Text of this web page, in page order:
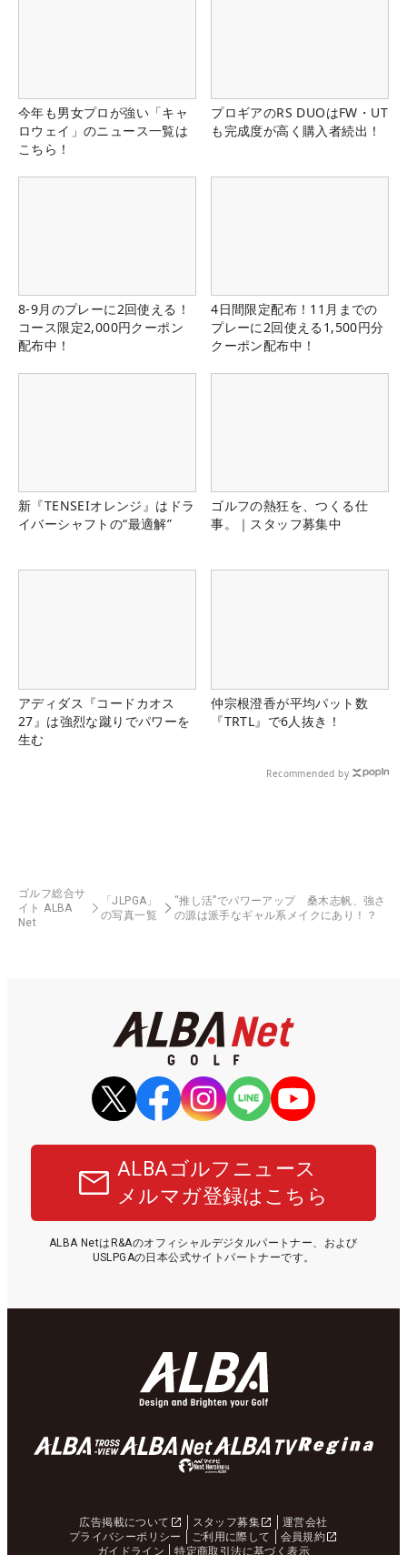
今年も男女プロが強い「キャ
ロウェイ」のニュース一覧は
こちら！
プロギアのRS DUOはFW・UT
も完成度が高く購入者続出！
8-9月のプレーに2回使える！
コース限定2,000円クーポン
配布中！
4日間限定配布！11月までの
プレーに2回使える1,500円分
クーポン配布中！
新『TENSEIオレンジ』はドラ
イバーシャフトの“最適解”
ゴルフの熱狂を、つくる仕
事。｜スタッフ募集中
アディダス『コードカオス
27』は強烈な蹴りでパワーを
生む
仲宗根澄香が平均パット数
『TRTL』で6人抜き！
Recommended by
ゴルフ総合サ
イト ALBA
Net
「JLPGA」
の写真一覧
“推し活”でパワーアップ 桑木志帆、強さ
の源は派手なギャル系メイクにあり！？
ALBAゴルフニュース
メルマガ登録はこちら
ALBA NetはR&Aのオフィシャルデジタルパートナー、および
USLPGAの日本公式サイトパートナーです。
広告掲載について スタッフ募集
運営会社
プライバシーポリシー
ご利用に際して
会員規約
ガイドライン
特定商取引法に基づく表示